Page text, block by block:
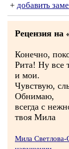
+ добавить
Рецензия на
Конечно,
Рита! Ну все
и мои.
Чувствую,
Обнимаю,
всегда с
твоя Мила
Мила Светлова-